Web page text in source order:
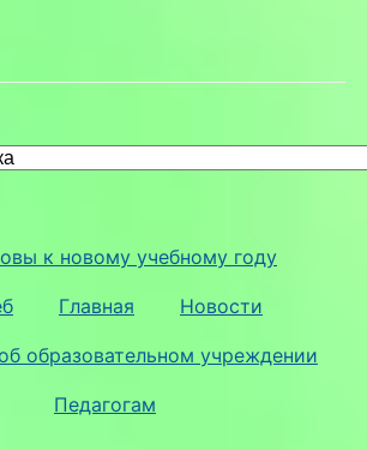
к новому учебному году
Главная Новости
образовательном учреждении
Педагогам